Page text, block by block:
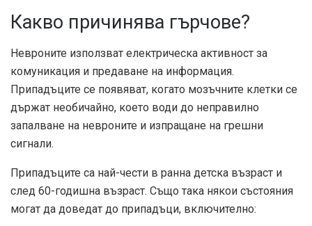
Какво причинява гърчове?
Невроните използват електрическа активност за
комуникация и предаване на информация.
Припадъците се появяват, когато мозъчните клетки се
държат необичайно, което води до неправилно
запалване на невроните и изпращане на грешни
сигнали.
Припадъците са най-чести в ранна детска възраст и
след 60-годишна възраст. Също така някои състояния
могат да доведат до припадъци, включително: